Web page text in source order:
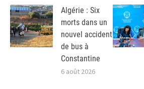
Algérie : Six
morts dans un
nouvel accident
de bus à
Constantine
6 août 2026